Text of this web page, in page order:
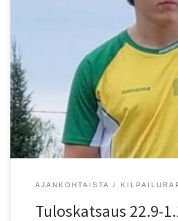
Espoonlahden heittokisoissa
heitti 1,75 kilon kiekkoa 57,03. Tulos
kärkitulos, mutta ei piiriennätys. KU-
17-vuotiaana vuonna 1992 kiekkoa
EM-kilpailuissa Italiassa 21.9-1.10. Piirin
kilpailijoita mukana. HKV:n Anna-Liisa
kolmiloikassa EM-kultaa. Paljon
AJANKOHTAISTA
Tuloskatsaus 22.9-